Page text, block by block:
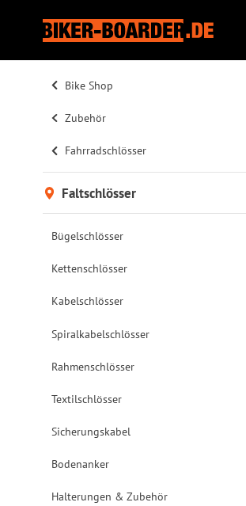
Bike Shop
Zubehör
Fahrradschlösser
Faltschlösser
Bügelschlösser
Kettenschlösser
Kabelschlösser
Spiralkabelschlösser
Rahmenschlösser
Textilschlösser
Sicherungskabel
Bodenanker
Halterungen & Zubehör